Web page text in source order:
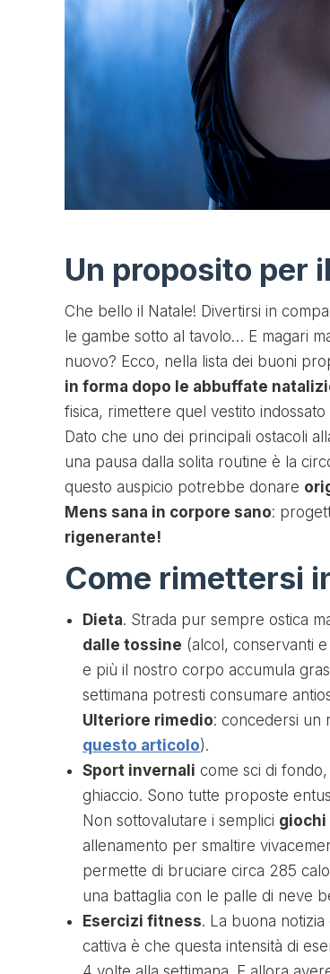
Un proposito per
Che bello il Natale! Divertirsi in
le gambe sotto al tavolo… E magari
nuovo? Ecco, nella lista dei buoni
in forma dopo le abbuffate
fisica, rimettere quel vestito
Dato che uno dei principali ostacoli
una pausa dalla solita routine è la
questo auspicio potrebbe donare
Mens sana in corpore sano:
rigenerante!
Come rimettersi
Dieta. Strada pur sempre ostica
dalle tossine (alcol, conservanti
e più il nostro corpo accumula
settimana potresti consumare
Ulteriore rimedio: concedersi un
questo articolo).
Sport invernali come sci di
ghiaccio. Sono tutte proposte
Non sottovalutare i semplici giochi
allenamento per smaltire
permette di bruciare circa 285
una battaglia con le palle di neve
Esercizi fitness. La buona
cattiva è che questa intensità di